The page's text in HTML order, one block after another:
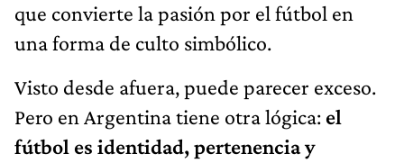
que convierte la pasión por el fútbol en
una forma de culto simbólico.
Visto desde afuera, puede parecer exceso.
Pero en Argentina tiene otra lógica: el
fútbol es identidad, pertenencia y